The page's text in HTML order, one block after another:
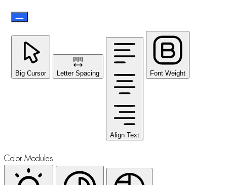
Big Cursor Letter Spacing
Align Text
Font Weight
Color Modules